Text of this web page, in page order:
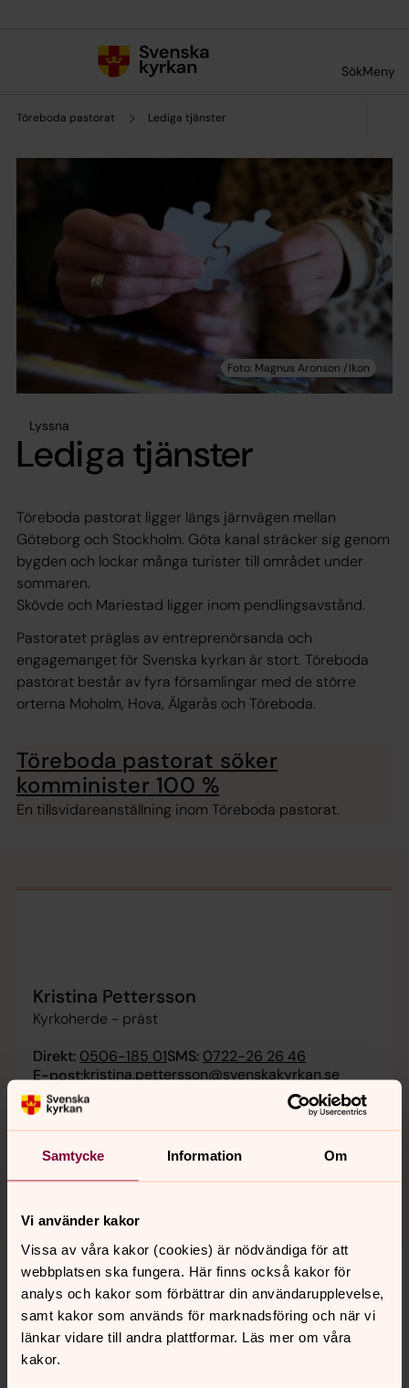
Samtycke Information Om
Vi använder kakor
Vissa av våra kakor (cookies) är nödvändiga för att
webbplatsen ska fungera. Här finns också kakor för
analys och kakor som förbättrar din användarupplevelse,
samt kakor som används för marknadsföring och när vi
länkar vidare till andra plattformar. Läs mer om våra
kakor.
SökMeny
Töreboda pastorat Lediga tjänster
Lyssna
Lediga tjänster
Töreboda pastorat ligger längs järnvägen mellan
Göteborg och Stockholm. Göta kanal sträcker sig genom
bygden och lockar många turister till området under
sommaren.
Skövde och Mariestad ligger inom pendlingsavstånd.
Pastoratet präglas av entreprenörsanda och
engagemanget för Svenska kyrkan är stort. Töreboda
pastorat består av fyra församlingar med de större
orterna Moholm, Hova, Älgarås och Töreboda.
Töreboda pastorat söker
komminister 100 %
En tillsvidareanställning inom Töreboda pastorat.
Kristina Pettersson
Kyrkoherde - präst
Direkt: 0506-185 01SMS: 0722-26 26 46
E-post:kristina.pettersson@svenskakyrkan.se
Senast ändrad 27 januari 2026
Synpunkter eller frågor på sidans
innehåll?